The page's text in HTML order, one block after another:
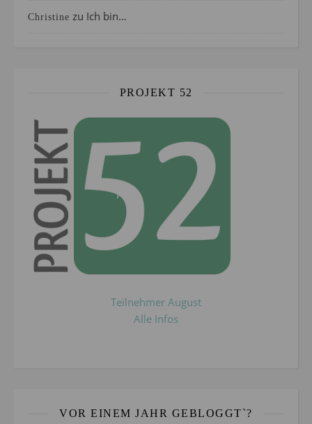
Christine zu Ich bin…
PROJEKT 52
Teilnehmer August
Alle Infos
VOR EINEM JAHR GEBLOGGT`?